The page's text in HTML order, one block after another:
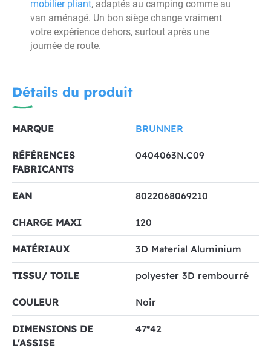
mobilier pliant, adaptés au camping comme au
van aménagé. Un bon siège change vraiment
votre expérience dehors, surtout après une
journée de route.
Détails du produit
MARQUE BRUNNER
RÉFÉRENCES
FABRICANTS
0404063N.C09
EAN 8022068069210
CHARGE MAXI 120
MATÉRIAUX 3D Material Aluminium
TISSU/ TOILE polyester 3D rembourré
COULEUR Noir
DIMENSIONS DE
L'ASSISE
47*42